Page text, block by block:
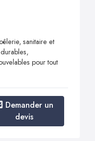
sanitaire et
pour tout
Demander un
devis